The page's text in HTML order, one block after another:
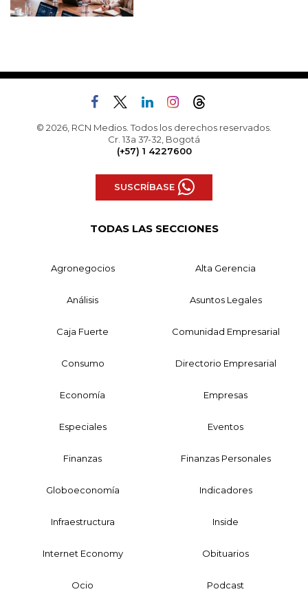
© 2026, RCN Medios. Todos los derechos reservados.
Cr. 13a 37-32, Bogotá
(+57) 1 4227600
SUSCRÍBASE
TODAS LAS SECCIONES
Agronegocios Alta Gerencia
Análisis Asuntos Legales
Caja Fuerte Comunidad Empresarial
Consumo Directorio Empresarial
Economía Empresas
Especiales Eventos
Finanzas Finanzas Personales
Globoeconomía Indicadores
Infraestructura Inside
Internet Economy Obituarios
Ocio Podcast